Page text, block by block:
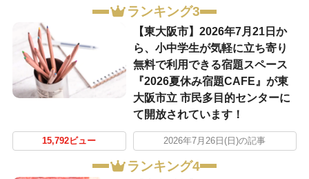
ランキング3
【東大阪市】2026年7月21日か
ら、小中学生が気軽に立ち寄り
無料で利用できる宿題スペース
『2026夏休み宿題CAFE』が東
大阪市立 市民多目的センターに
て開放されています！
15,792ビュー 2026年7月26日(日)の記事
ランキング4